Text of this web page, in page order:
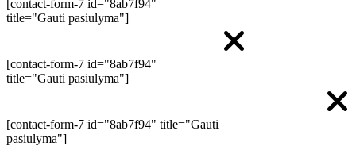
[contact-form-7 id="8ab7f94"
title="Gauti pasiulyma"]
[contact-form-7 id="8ab7f94"
title="Gauti pasiulyma"]
[contact-form-7 id="8ab7f94" title="Gauti
pasiulyma"]